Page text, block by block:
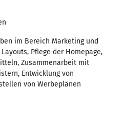
im Bereich Marketing und
Pflege der Homepage,
Zusammenarbeit mit
Entwicklung von
von Werbeplänen